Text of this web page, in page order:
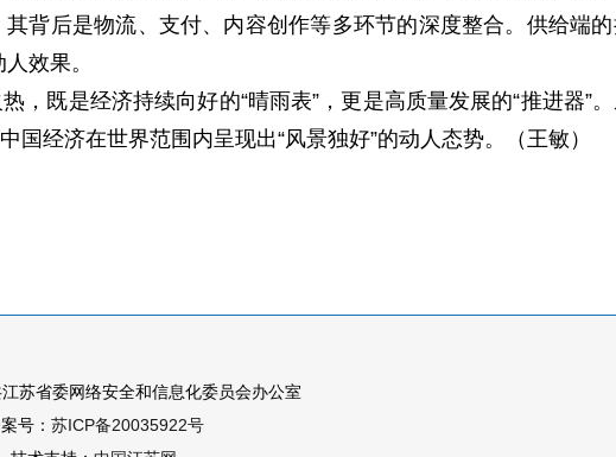
背后是物流、支付、内容创作等多环节的深度整合。供给端
效果。
既是经济持续向好的“晴雨表”，更是高质量发展的“推进器”
经济在世界范围内呈现出“风景独好”的动人态势。（王敏）
苏省委网络安全和信息化委员会办公室
号： 苏ICP备20035922号